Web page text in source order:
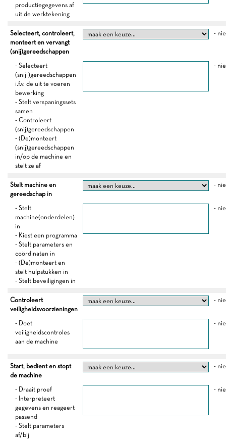
productiegegevens af
uit de werktekening
Selecteert, controleert,
monteert en vervangt
(snij)gereedschappen
-
- Selecteert
(snij-)gereedschappen
i.f.v. de uit te voeren
bewerking
- Stelt verspaningssets
samen
- Controleert
(snij)gereedschappen
- (De)monteert
(snij)gereedschappen
in/op de machine en
stelt ze af
-
Stelt machine en
gereedschap in
-
- Stelt
machine(onderdelen)
in
- Kiest een programma
- Stelt parameters en
coördinaten in
- (De)monteert en
stelt hulpstukken in
- Stelt beveiligingen in
-
Controleert
veiligheidsvoorzieningen
-
- Doet
veiligheidscontroles
aan de machine
-
Start, bedient en stopt
de machine
-
- Draait proef
- Interpreteert
gegevens en reageert
passend
- Stelt parameters
af/bij
-